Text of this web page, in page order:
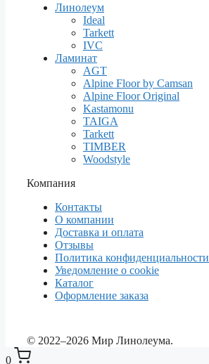
Линолеум
Ideal
Tarkett
IVC
Ламинат
AGT
Alpine Floor by Camsan
Alpine Floor Original
Kastamonu
TAIGA
Tarkett
TIMBER
Woodstyle
Компания
Контакты
О компании
Доставка и оплата
Отзывы
Политика конфиденциальности
Уведомление о cookie
Каталог
Оформление заказа
© 2022–2026 Мир Линолеума.
0